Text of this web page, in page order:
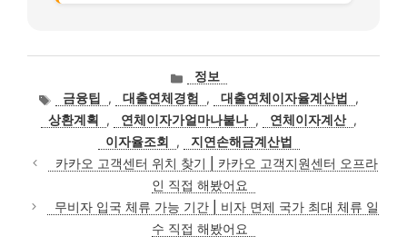
카
테
고
리
정보
태
그
금융팁 , 대출연체경험 , 대출연체이자율계산법
,
상환계획
, 연체이자가얼마나붙나 , 연체이자계산 ,
이자율조회
,
지연손해금계산법
카카오 고객센터 위치 찾기 | 카카오 고객지원센터 오프라
인 직접 해봤어요
무비자 입국 체류 가능 기간 | 비자 면제 국가 최대 체류 일
수 직접 해봤어요